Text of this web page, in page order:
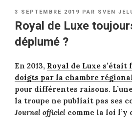
PUBLIÉ
LE
3 SEPTEMBRE 2019 PAR SVEN
Royal de Luxe
déplumé ?
En 2013, Royal de Luxe
doigts par la chambre
pour différentes raisons.
la troupe ne publiait pas ses
Journal officiel comme la loi